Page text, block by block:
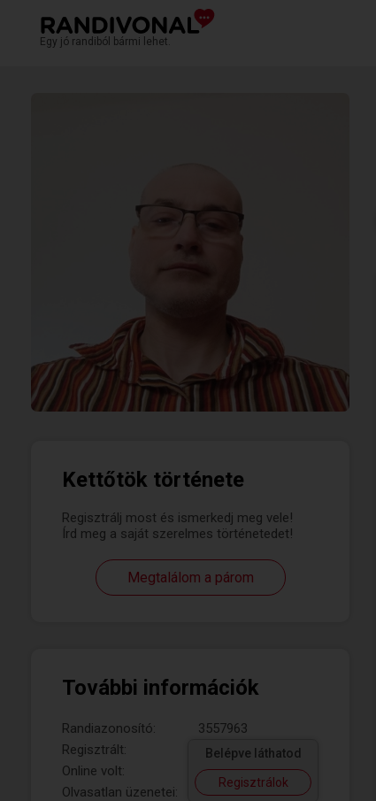
Egy jó randiból bármi lehet.
Kettőtök története
Regisztrálj most és ismerkedj meg vele!
Írd meg a saját szerelmes történetedet!
Megtalálom a párom
További információk
Randiazonosító:
3557963
Regisztrált:
Online volt:
Olvasatlan üzenetei:
Belépve láthatod
Regisztrálok